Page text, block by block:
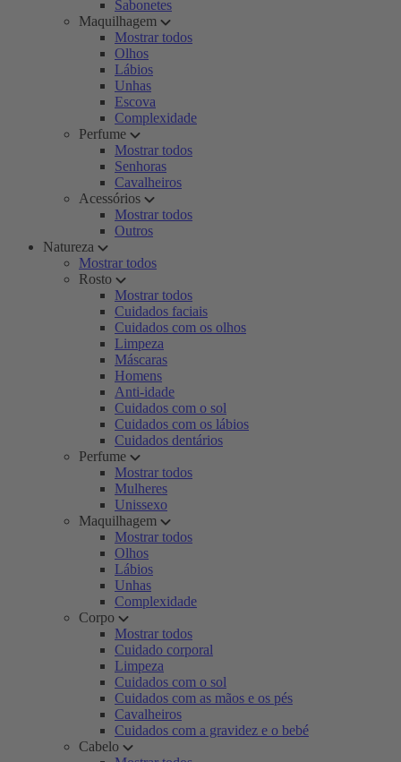
Sabonetes
Maquilhagem
Mostrar todos
Olhos
Lábios
Unhas
Escova
Complexidade
Perfume
Mostrar todos
Senhoras
Cavalheiros
Acessórios
Mostrar todos
Outros
Natureza
Mostrar todos
Rosto
Mostrar todos
Cuidados faciais
Cuidados com os olhos
Limpeza
Máscaras
Homens
Anti-idade
Cuidados com o sol
Cuidados com os lábios
Cuidados dentários
Perfume
Mostrar todos
Mulheres
Unissexo
Maquilhagem
Mostrar todos
Olhos
Lábios
Unhas
Complexidade
Corpo
Mostrar todos
Cuidado corporal
Limpeza
Cuidados com o sol
Cuidados com as mãos e os pés
Cavalheiros
Cuidados com a gravidez e o bebé
Cabelo